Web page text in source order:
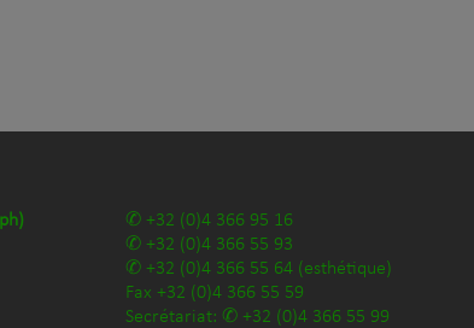
+32 (0)4 366 95 16
+32 (0)4 366 55 93
+32 (0)4 366 55 64 (esthétique)
Fax +32 (0)4 366 55 59
Secrétariat:
+32 (0)4 366 55 99